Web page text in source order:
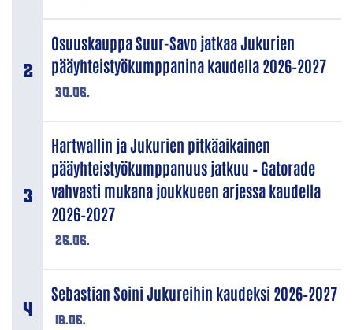
30.06.
Osuuskauppa Suur-Savo jatkaa Jukurien
pääyhteistyökumppanina kaudella 2026–2027
26.06.
Hartwallin ja Jukurien pitkäaikainen
pääyhteistyökumppanuus jatkuu – Gatorade
vahvasti mukana joukkueen arjessa kaudella
2026–2027
18.06.
Sebastian Soini Jukureihin kaudeksi 2026–2027